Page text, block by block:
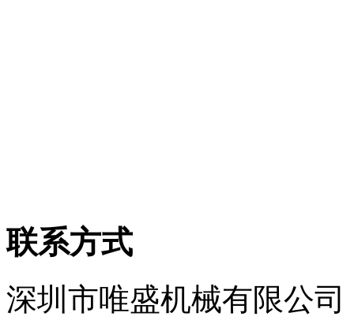
联系方式
深圳市唯盛机械有限公司